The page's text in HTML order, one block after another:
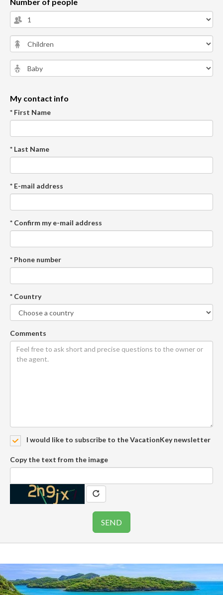
Number of people
My contact info
* First Name
* Last Name
* E-mail address
* Confirm my e-mail address
* Phone number
* Country
Comments
I would like to subscribe to the VacationKey newsletter
Copy the text from the image